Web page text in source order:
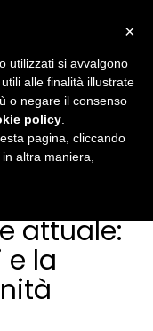
attuale:
e la
×
utilizzati si avvalgono
alle finalità illustrate
o negare il consenso
policy
pagina, cliccando
altra maniera,